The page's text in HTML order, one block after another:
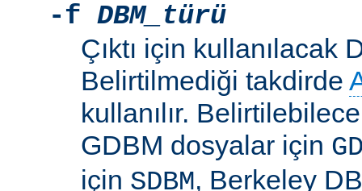
-f DBM_türü
Çıktı için kullanılacak
Belirtilmediği takdirde
kullanılır.
GDBM dosyalar için
için SDBM, Berkeley